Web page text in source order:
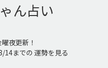
ん占い
夜更新！
14までの 運勢を見る